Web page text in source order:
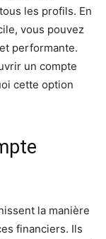
les profils. En
vous pouvez
performante.
un compte
cette option
la manière
financiers. Ils